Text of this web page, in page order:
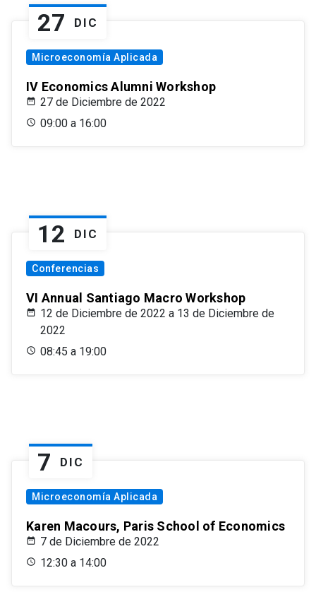
27 DIC
Microeconomía Aplicada
IV Economics Alumni Workshop
27 de Diciembre de 2022
09:00 a 16:00
12 DIC
Conferencias
VI Annual Santiago Macro Workshop
12 de Diciembre de 2022 a 13 de Diciembre de
2022
08:45 a 19:00
7 DIC
Microeconomía Aplicada
Karen Macours, Paris School of Economics
7 de Diciembre de 2022
12:30 a 14:00